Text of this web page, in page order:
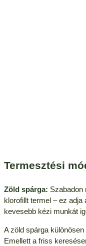
Termesztési
Zöld spárga: Szabadon
klorofillt termel – ez
kevesebb kézi munkát
A zöld spárga
Emellett a friss